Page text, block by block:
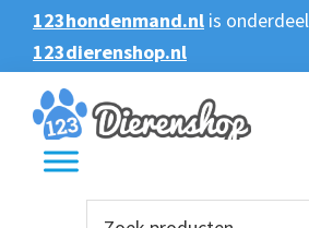
Spring
naar
de
hoofdnavigatie
Door
naar
de
hoofd
inhoud
Spring
naar
de
voettekst
123hondenmand.nl is
123dierenshop.nl
Zoeken
Zoeken
naar: